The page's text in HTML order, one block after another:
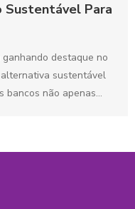
Sustentável Para
destaque no
sustentável
bancos não apenas